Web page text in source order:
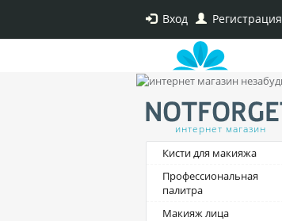
Вход Регистрация
интернет магазин
Кисти для макияжа
Профессиональная
палитра
Макияж лица